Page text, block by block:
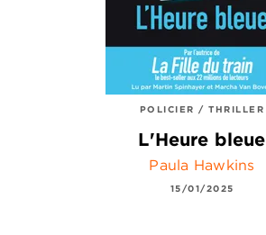
POLICIER / THRILLER
L'Heure bleue
Paula Hawkins
15/01/2025